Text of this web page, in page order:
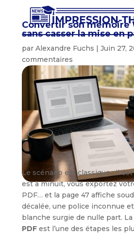
Convertir son mémoire
sans casser la mise en
par Alexandre Fuchs | Juin 27,
commentaires
Le scénario est classique : il
est à minuit, vous exportez
PDF… et la page 47 affiche
décalée, une police inconnue
blanche surgie de nulle part. La
PDFest l’une des étapes les